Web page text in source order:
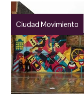
Ciudad Movimiento